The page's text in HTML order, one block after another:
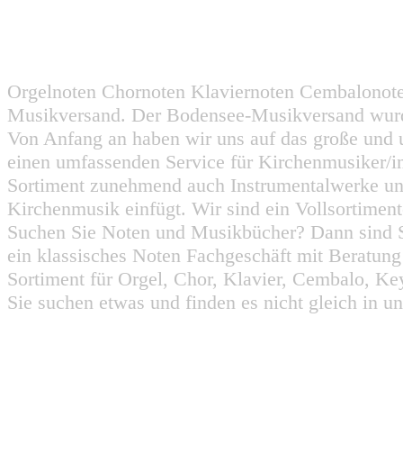
Orgelnoten Chornoten Klaviernoten
Musikversand. Der Bodensee-Musikversand
Von Anfang an haben wir uns auf das große
einen umfassenden Service für
Sortiment zunehmend auch Instrumentalwerke
Kirchenmusik einfügt. Wir sind ein
Suchen Sie Noten und Musikbücher? Dann
ein klassisches Noten Fachgeschäft mit
Sortiment für Orgel, Chor, Klavier, Cembalo,
Sie suchen etwas und finden es nicht gleich in